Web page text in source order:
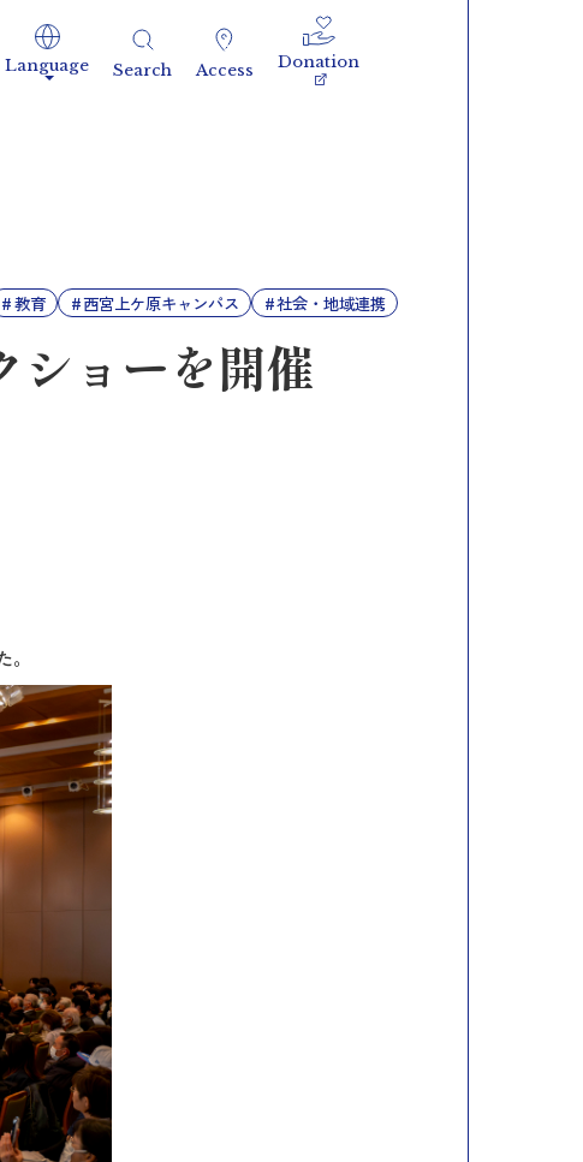
Language Search Access Donation
教育 西宮上ケ原キャンパス 社会・地域連携
ショーを開催